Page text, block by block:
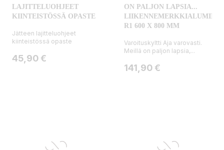
LAJITTELUOHJEET
KIINTEISTÖSSÄ OPASTE
Jätteen lajitteluohjeet
kiinteistössä opaste
Hinta
45,90 €
ON PALJON LAPSIA...
LIIKENNEMERKKIALUMIIINI
R1 600 X 800 MM
Varoituskyltti Aja varovasti.
Meillä on paljon lapsia,...
Hinta
141,90 €